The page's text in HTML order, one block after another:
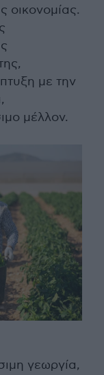
οικονομίας.
με την
μέλλον.
γεωργία,